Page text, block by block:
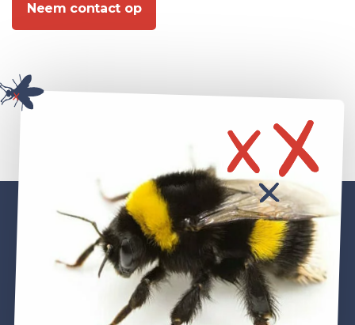
Neem contact op